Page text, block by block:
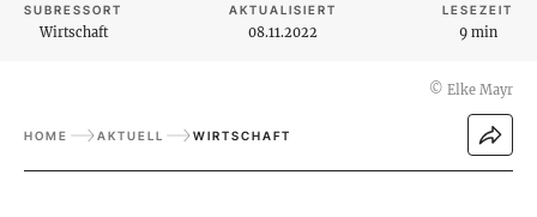
SUBRESSORT
Wirtschaft
AKTUALISIERT
08.11.2022
LESEZEIT
9 min
© Elke Mayr
HOME AKTUELL WIRTSCHAFT